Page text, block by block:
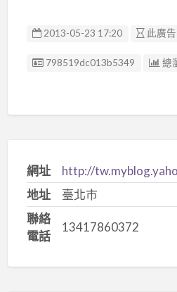
2013-05-23 17:20 此廣
廣告编號
798519dc013b5349 總
網址
http://
地址
臺北市
聯絡
電話
13417860372